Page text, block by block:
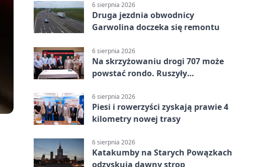
6 sierpnia 2026
Druga jezdnia obwodnicy
Garwolina doczeka się remontu
6 sierpnia 2026
Na skrzyżowaniu drogi 707 może
powstać rondo. Ruszyły
6 sierpnia 2026
Piesi i rowerzyści zyskają prawie 4
kilometry nowej trasy
6 sierpnia 2026
Katakumby na Starych Powązkach
odzyskują dawny strop